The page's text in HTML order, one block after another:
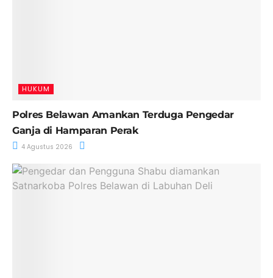
HUKUM
Polres Belawan Amankan Terduga Pengedar
Ganja di Hamparan Perak
4 Agustus 2026